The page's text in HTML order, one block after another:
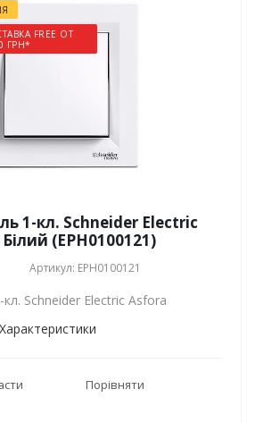
FREE ОТ
ГРН*
1-кл. Schneider Electric
(EPH0100121)
Артикул: EPH0100121
Schneider Electric Asfora
Характеристики
Порівняти